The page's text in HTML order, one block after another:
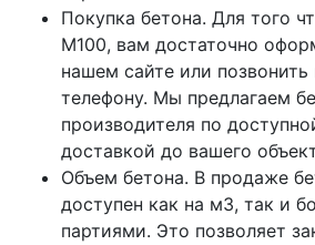
Покупка бетона. Для того
M100, вам достаточно
нашем сайте или позвонить
телефону. Мы предлагаем
производителя по
доставкой до вашего
Объем бетона. В продаже
доступен как на м3, так и
партиями. Это позволяет